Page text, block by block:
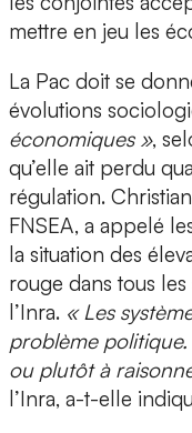
mettre en jeu les
La Pac doit se
évolutions
économiques »,
qu’elle ait perdu
régulation.
FNSEA, a appelé
la situation des
rouge dans tous
l’Inra. « Les
problème
ou plutôt à
l’Inra, a-t-elle